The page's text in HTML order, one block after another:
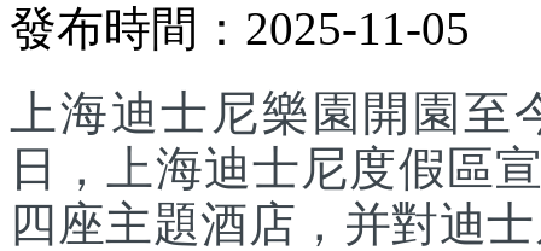
發布時間：2025-11-05
上海迪士尼樂園開園
日，上海迪士尼度假區
四座主題酒店，并對迪